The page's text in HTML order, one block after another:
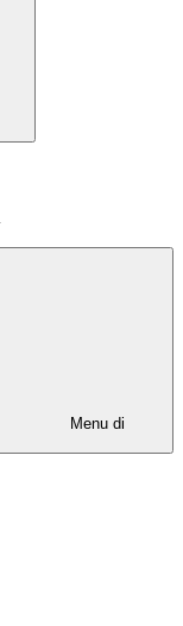
Menu di